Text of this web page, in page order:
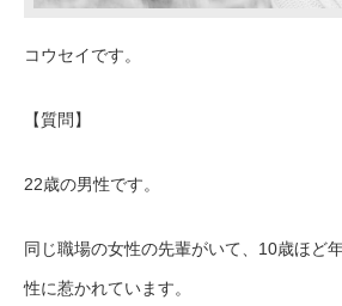
コウセイです。
【質問】
22歳の男性です。
同じ職場の女性の先輩がいて、10歳ほど
性に惹かれています。